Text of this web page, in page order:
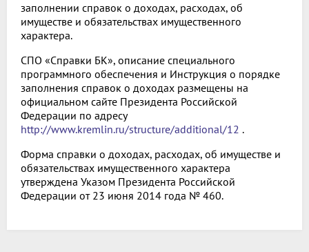
заполнении справок о доходах, расходах, об
имуществе и обязательствах имущественного
характера.
СПО «Справки БК», описание специального
программного обеспечения и Инструкция о порядке
заполнения справок о доходах размещены на
официальном сайте Президента Российской
Федерации по адресу
http://www.kremlin.ru/structure/additional/12 .
Форма справки о доходах, расходах, об имуществе и
обязательствах имущественного характера
утверждена Указом Президента Российской
Федерации от 23 июня 2014 года № 460.